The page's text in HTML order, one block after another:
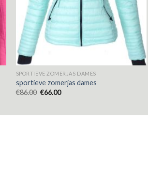
SPORTIEVE ZOMERJAS DAMES
sportieve zomerjas dames
€86.00 €66.00